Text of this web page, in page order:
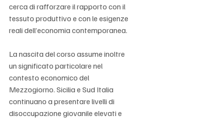
cerca di rafforzare il rapporto con il
tessuto produttivo e con le esigenze
reali dell’economia contemporanea.
La nascita del corso assume inoltre
un significato particolare nel
contesto economico del
Mezzogiorno. Sicilia e Sud Italia
continuano a presentare livelli di
disoccupazione giovanile elevati e